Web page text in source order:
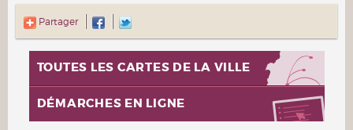
Partager
TOUTES LES CARTES DE LA VILLE
DÉMARCHES EN LIGNE